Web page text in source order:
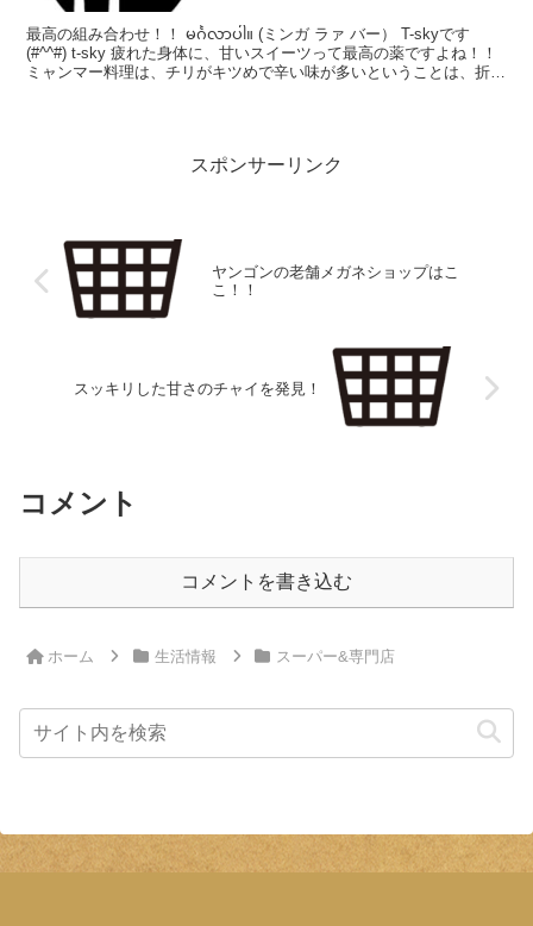
最高の組み合わせ！！ မင်္ဂလာပါ။ (ミンガ ラァ バー） T-skyです
(#^^#) t-sky 疲れた身体に、甘いスイーツって最高の薬ですよね！！
ミャンマー料理は、チリがキツめで辛い味が多いということは、折に
スポンサーリンク
ヤンゴンの老舗メガネショップはこ
こ！！
スッキリした甘さのチャイを発見！
コメント
コメントを書き込む
ホーム 生活情報 スーパー&専門店